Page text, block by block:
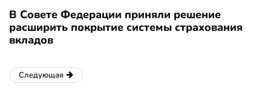
В Совете Федерации приняли решение
расширить покрытие системы страхования
вкладов
Следующая